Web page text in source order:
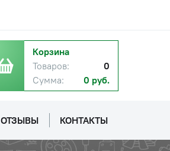
Корзина
Товаров:
0
Сумма:
0 руб.
ОТЗЫВЫ КОНТАКТЫ